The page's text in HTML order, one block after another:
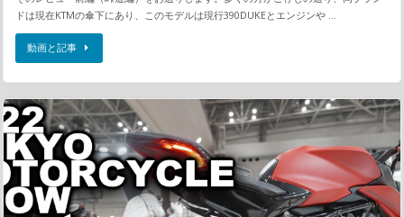
ドは現在KTMの傘下にあり、このモデルは現行390DUKEとエンジンや …
動画と記事